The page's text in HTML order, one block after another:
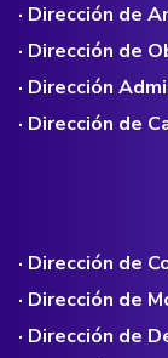
· Dirección de
· Dirección de
· Dirección
· Dirección de
· Dirección de
· Dirección de
· Dirección de